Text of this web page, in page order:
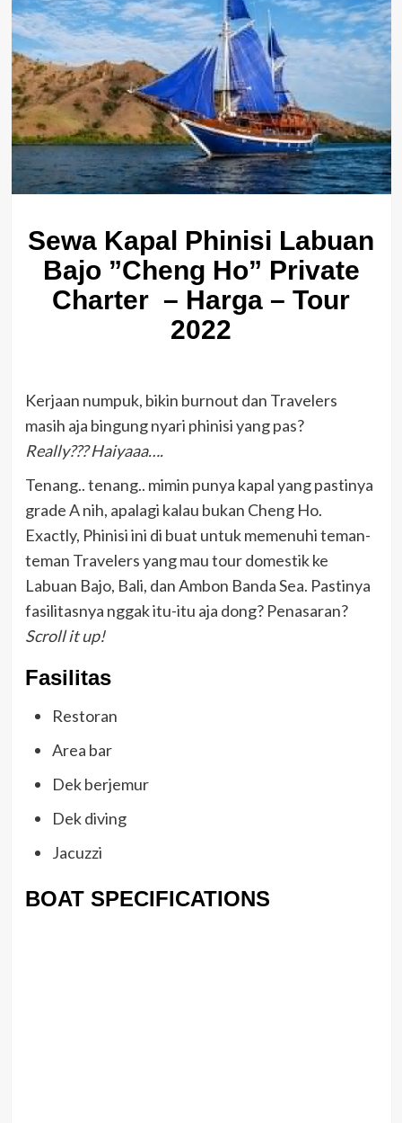
Sewa Kapal Phinisi Labuan
Bajo ”Cheng Ho” Private
Charter – Harga – Tour
2022
Kerjaan numpuk, bikin burnout dan Travelers
masih aja bingung nyari phinisi yang pas?
Really???Haiyaaa….
Tenang.. tenang.. mimin punya kapal yang pastinya
grade A nih, apalagi kalau bukan Cheng Ho.
Exactly, Phinisi ini di buat untuk memenuhi teman-
teman Travelers yang mau tour domestik ke
Labuan Bajo, Bali, dan Ambon Banda Sea. Pastinya
fasilitasnya nggak itu-itu aja dong? Penasaran?
Scroll it up!
Fasilitas
Restoran
Area bar
Dek berjemur
Dek diving
Jacuzzi
BOAT SPECIFICATIONS